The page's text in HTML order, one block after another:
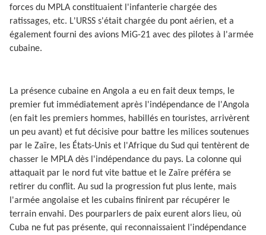
forces du MPLA constituaient l'infanterie chargée des
ratissages, etc. L'URSS s'était chargée du pont aérien, et a
également fourni des avions MiG-21 avec des pilotes à l'armée
cubaine.
La présence cubaine en Angola a eu en fait deux temps, le
premier fut immédiatement après l'indépendance de l'Angola
(en fait les premiers hommes, habillés en touristes, arrivèrent
un peu avant) et fut décisive pour battre les milices soutenues
par le Zaïre, les États-Unis et l'Afrique du Sud qui tentèrent de
chasser le MPLA dès l'indépendance du pays. La colonne qui
attaquait par le nord fut vite battue et le Zaïre préféra se
retirer du conflit. Au sud la progression fut plus lente, mais
l'armée angolaise et les cubains finirent par récupérer le
terrain envahi. Des pourparlers de paix eurent alors lieu, où
Cuba ne fut pas présente, qui reconnaissaient l'indépendance